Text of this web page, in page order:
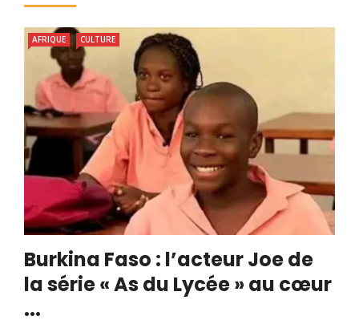
AFRIQUE CULTURE
Burkina Faso : l’acteur Joe de
la série « As du Lycée » au cœur
...